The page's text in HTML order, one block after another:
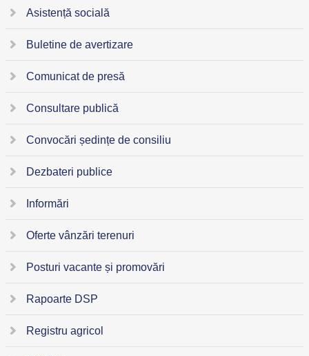
Asistență socială
Buletine de avertizare
Comunicat de presă
Consultare publică
Convocări ședințe de consiliu
Dezbateri publice
Informări
Oferte vânzări terenuri
Posturi vacante și promovări
Rapoarte DSP
Registru agricol